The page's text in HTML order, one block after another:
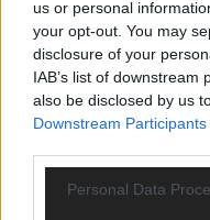
us or personal
your opt-out. You may
disclosure of your
IAB’s list of
also be disclosed by us
Downstream Participants
Personal Data
Monaco, Sallys
Europa-Park 2026